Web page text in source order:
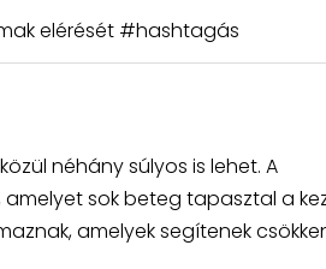
elérését #hashtagás
néhány súlyos is lehet. A
sok beteg tapasztal a
amelyek segítenek